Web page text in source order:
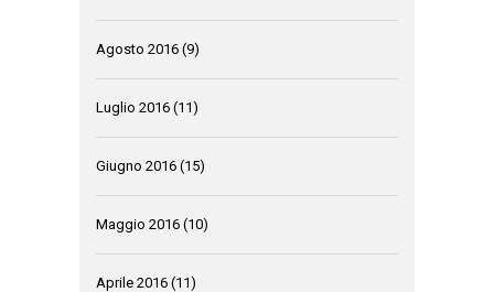
Agosto 2016 (9)
Luglio 2016 (11)
Giugno 2016 (15)
Maggio 2016 (10)
Aprile 2016 (11)